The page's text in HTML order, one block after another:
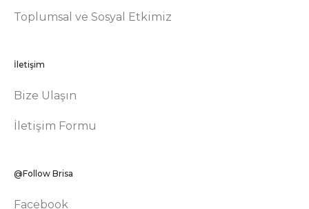
Toplumsal ve Sosyal Etkimiz
İletişim
Bize Ulaşın
İletişim Formu
@Follow Brisa
Facebook